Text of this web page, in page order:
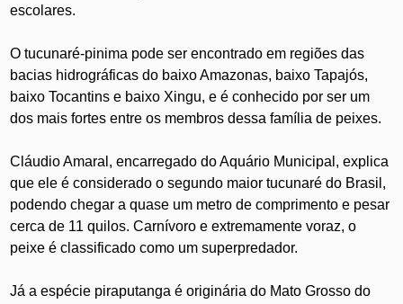
escolares.
O tucunaré-pinima pode ser encontrado em regiões das
bacias hidrográficas do baixo Amazonas, baixo Tapajós,
baixo Tocantins e baixo Xingu, e é conhecido por ser um
dos mais fortes entre os membros dessa família de peixes.
Cláudio Amaral, encarregado do Aquário Municipal, explica
que ele é considerado o segundo maior tucunaré do Brasil,
podendo chegar a quase um metro de comprimento e pesar
cerca de 11 quilos. Carnívoro e extremamente voraz, o
peixe é classificado como um superpredador.
Já a espécie piraputanga é originária do Mato Grosso do